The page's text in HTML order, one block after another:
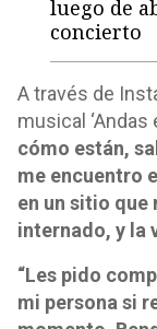
luego de
concierto
A través de
musical ‘Andas
cómo están,
me encuentro
en un sitio que
internado, y la
“Les pido
mi persona si